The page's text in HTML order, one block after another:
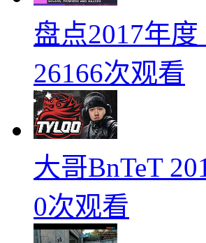
盘点2017年
26166次观看
大哥BnTeT
0次观看